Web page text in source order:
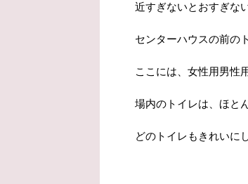
近すぎないとおすぎな
センターハウスの前の
ここには、女性用男性
場内のトイレは、ほと
どのトイレもきれいに